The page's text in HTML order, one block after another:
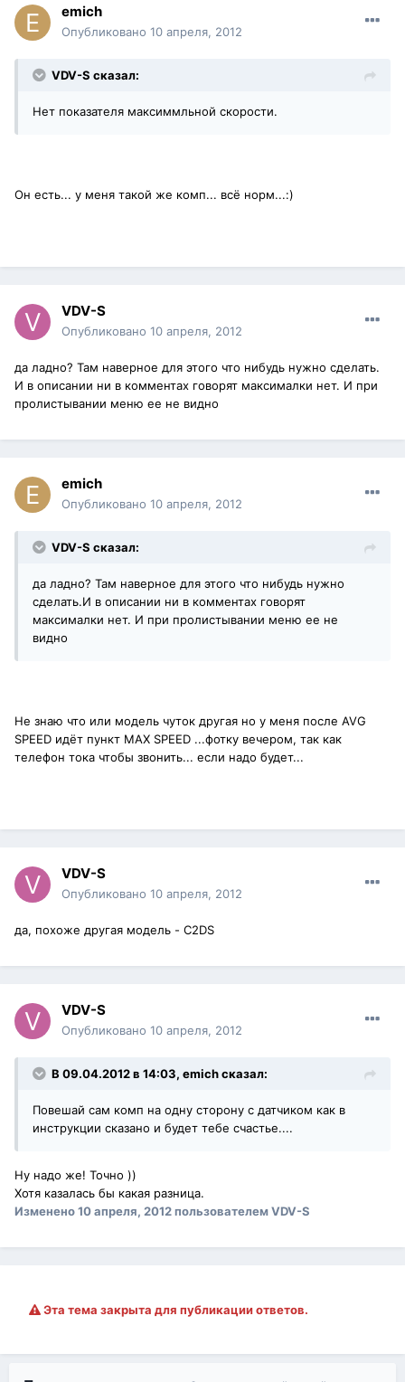
emich
Опубликовано 10 апреля, 2012
VDV-S сказал:
Нет показателя максиммльной скорости.
Он есть... у меня такой же комп... всё норм...:)
VDV-S
Опубликовано 10 апреля, 2012
да ладно? Там наверное для этого что нибудь нужно сделать.
И в описании ни в комментах говорят максималки нет. И при
пролистывании меню ее не видно
emich
Опубликовано 10 апреля, 2012
VDV-S сказал:
да ладно? Там наверное для этого что нибудь нужно
сделать.И в описании ни в комментах говорят
максималки нет. И при пролистывании меню ее не
видно
Не знаю что или модель чуток другая но у меня после AVG
SPEED идёт пункт MAX SPEED ...фотку вечером, так как
телефон тока чтобы звонить... если надо будет...
VDV-S
Опубликовано 10 апреля, 2012
да, похоже другая модель - C2DS
VDV-S
Опубликовано 10 апреля, 2012
В 09.04.2012 в 14:03, emich сказал:
Повешай сам комп на одну сторону с датчиком как в
инструкции сказано и будет тебе счастье....
Ну надо же! Точно ))
Хотя казалась бы какая разница.
Изменено10 апреля, 2012пользователем VDV-S
Эта тема закрыта для публикации ответов.